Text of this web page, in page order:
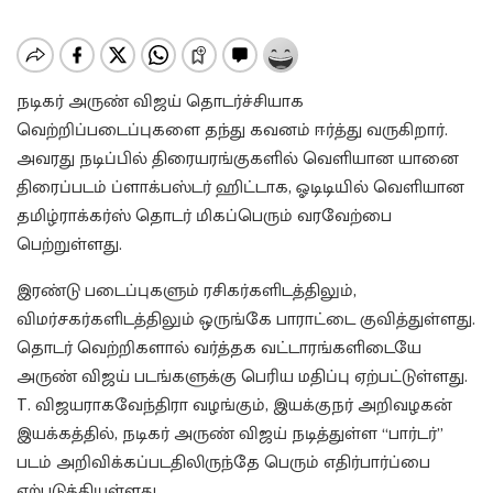
நடிகர் அருண் விஜய் தொடர்ச்சியாக
வெற்றிப்படைப்புகளை தந்து கவனம் ஈர்த்து வருகிறார்.
அவரது நடிப்பில் திரையரங்குகளில் வெளியான யானை
திரைப்படம் ப்ளாக்பஸ்டர் ஹிட்டாக, ஓடிடியில் வெளியான
தமிழ்ராக்கர்ஸ் தொடர் மிகப்பெரும் வரவேற்பை
பெற்றுள்ளது.
இரண்டு படைப்புகளும் ரசிகர்களிடத்திலும்,
விமர்சகர்களிடத்திலும் ஒருங்கே பாராட்டை குவித்துள்ளது.
தொடர் வெற்றிகளால் வர்த்தக வட்டாரங்களிடையே
அருண் விஜய் படங்களுக்கு பெரிய மதிப்பு ஏற்பட்டுள்ளது.
T. விஜயராகவேந்திரா வழங்கும், இயக்குநர் அறிவழகன்
இயக்கத்தில், நடிகர் அருண் விஜய் நடித்துள்ள “பார்டர்”
படம் அறிவிக்கப்படதிலிருந்தே பெரும் எதிர்பார்ப்பை